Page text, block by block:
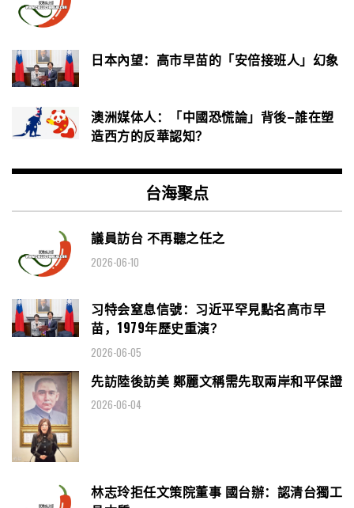
日本內望：高市早苗的「安倍接班人」幻象
澳洲媒体人：「中國恐慌論」背後–誰在塑
造西方的反華認知？
台海聚点
議員訪台 不再聽之任之
2026-06-10
习特会窒息信號：习近平罕見點名高市早
苗，1979年歷史重演？
2026-06-05
先訪陸後訪美 鄭麗文稱需先取兩岸和平保證
2026-06-04
林志玲拒任文策院董事 國台辦：認清台獨工